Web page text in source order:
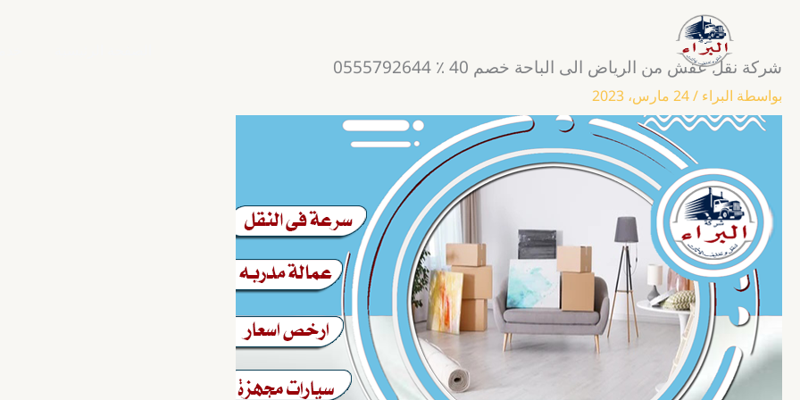
المحتوى
شركة نقل وتغليف العفش
شركة نقل عفش من الرياض الى الباحة خصم 40 ٪ 0555792644
بواسطة البراء /24 مارس، 2023